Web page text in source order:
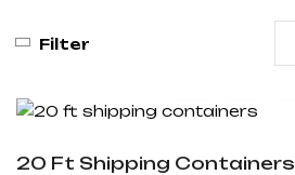
Filter
20 Ft Shipping Containers